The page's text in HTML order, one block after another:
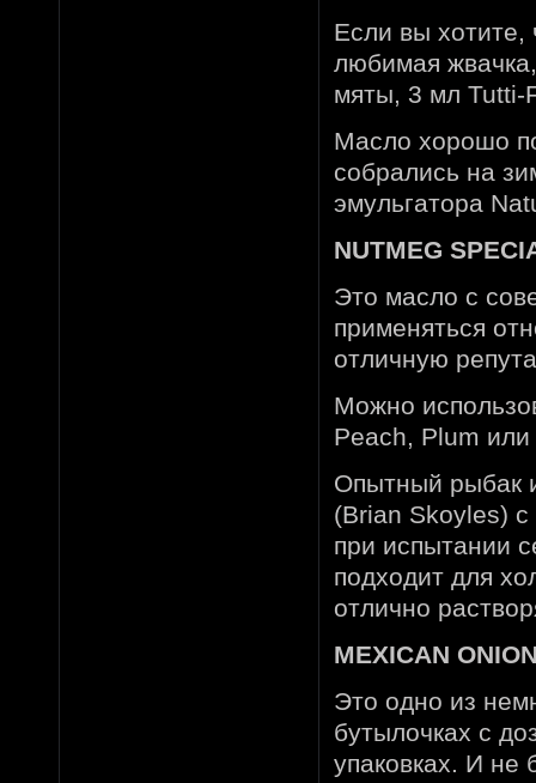
Если вы хотите,
любимая
мяты, 3 мл Tutti-
Масло хорошо
собрались на
эмульгатора
NUTMEG
Это масло с
применяться
отличную
Можно
Peach, Plum
Опытный рыбак
(Brian Skoyles)
при испытании
подходит для
отлично
MEXICAN
Это одно из
бутылочках с
упаковках. И не